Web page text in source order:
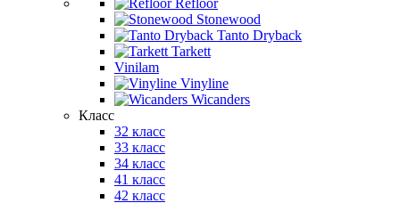
Refloor
Stonewood
Tanto Dryback
Tarkett
Vinilam
Vinyline
Wicanders
Класс
32 класс
33 класс
34 класс
41 класс
42 класс